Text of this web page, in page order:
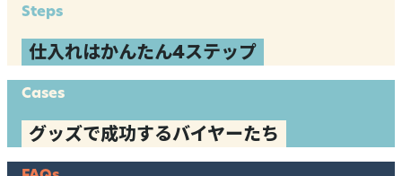
Steps
仕入れはかんたん4ステップ
Cases
グッズで成功するバイヤーたち